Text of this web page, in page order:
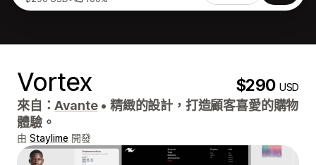
Vortex $290USD
來自：Avante • 精緻的設計，打造顧客喜愛的購物
體驗。
由 Staylime 開發